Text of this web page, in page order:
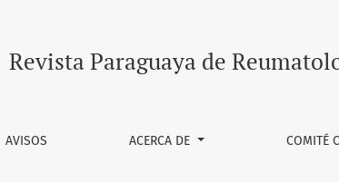
Revista Paraguaya de
AVISOS ACERCA DE COMITÉ